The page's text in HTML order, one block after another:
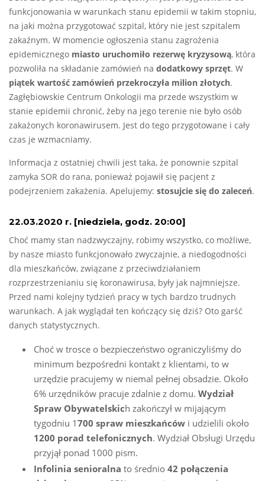
funkcjonowania w warunkach stanu epidemii w takim stopniu,
na jaki można przygotować szpital, który nie jest szpitalem
zakaźnym. W momencie ogłoszenia stanu zagrożenia
epidemicznego miasto uruchomiło rezerwę kryzysową, która
pozwoliła na składanie zamówień na dodatkowy sprzęt. W
piątek wartość zamówień przekroczyła milion złotych.
Zagłębiowskie Centrum Onkologii ma przede wszystkim w
stanie epidemii chronić, żeby na jego terenie nie było osób
zakażonych koronawirusem. Jest do tego przygotowane i cały
czas je wzmacniamy.
Informacja z ostatniej chwili jest taka, że ponownie szpital
zamyka SOR do rana, ponieważ pojawił się pacjent z
podejrzeniem zakażenia. Apelujemy: stosujcie się do zaleceń.
22.03.2020 r. [niedziela, godz. 20:00]
Choć mamy stan nadzwyczajny, robimy wszystko, co możliwe,
by nasze miasto funkcjonowało zwyczajnie, a niedogodności
dla mieszkańców, związane z przeciwdziałaniem
rozprzestrzenianiu się koronawirusa, były jak najmniejsze.
Przed nami kolejny tydzień pracy w tych bardzo trudnych
warunkach. A jak wyglądał ten kończący się dziś? Oto garść
danych statystycznych.
Choć w trosce o bezpieczeństwo ograniczyliśmy do
minimum bezpośredni kontakt z klientami, to w
urzędzie pracujemy w niemal pełnej obsadzie. Około
6% urzędników pracuje zdalnie z domu. Wydział
Spraw Obywatelskich zakończył w mijającym
tygodniu 1700 spraw mieszkańców i udzielili około
1200 porad telefonicznych. Wydział Obsługi Urzędu
przyjął ponad 1000 pism.
Infolinia senioralna to średnio 42 połączenia